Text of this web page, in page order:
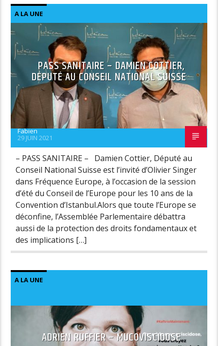
A LA UNE
PASS SANITAIRE – DAMIEN COTTIER,
DÉPUTÉ AU CONSEIL NATIONAL SUISSE
Fabien
29 JUIN 2021
– PASS SANITAIRE – Damien Cottier, Député au
Conseil National Suisse est l’invité d’Olivier Singer
dans Fréquence Europe, à l’occasion de la session
d’été du Conseil de l’Europe pour les 10 ans de la
Convention d’Istanbul.Alors que toute l’Europe se
déconfine, l’Assemblée Parlementaire débattra
aussi de la protection des droits fondamentaux et
des implications […]
A LA UNE
ADRIEN RUFFIER – MUCOVISCIDOSE